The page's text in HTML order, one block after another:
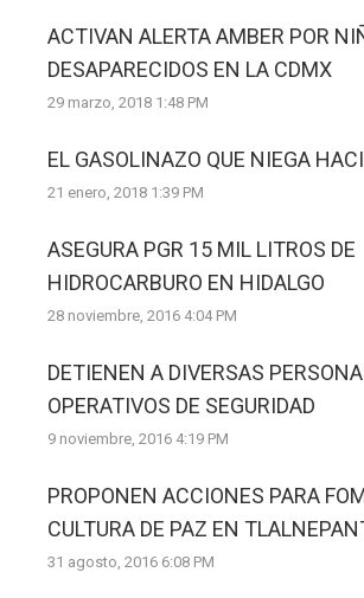
ACTIVAN ALERTA AMBER POR
DESAPARECIDOS EN LA CDMX
29 marzo, 2018 1:48 PM
EL GASOLINAZO QUE NIEGA
21 enero, 2018 1:39 PM
ASEGURA PGR 15 MIL LITROS DE
HIDROCARBURO EN HIDALGO
28 noviembre, 2016 4:04 PM
DETIENEN A DIVERSAS
OPERATIVOS DE SEGURIDAD
9 noviembre, 2016 4:19 PM
PROPONEN ACCIONES PARA
CULTURA DE PAZ EN
31 agosto, 2016 6:08 PM